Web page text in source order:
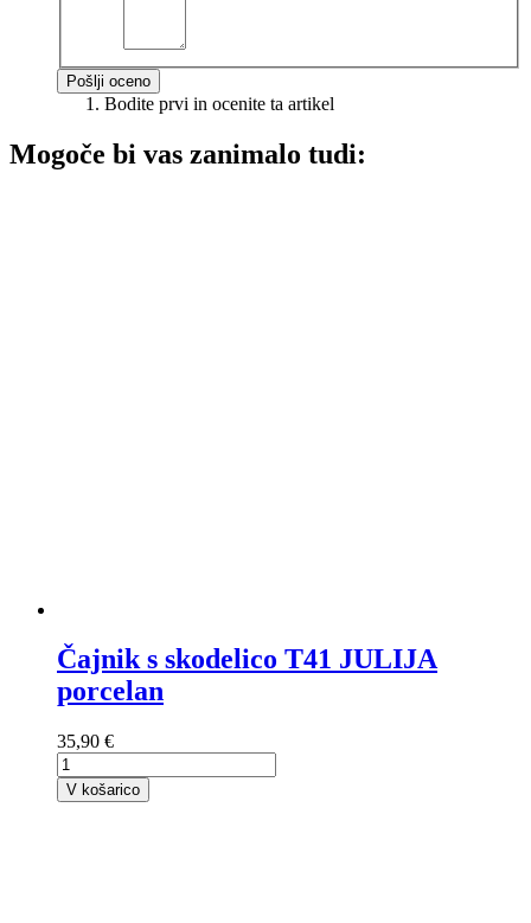
Pošlji oceno
Bodite prvi in ocenite ta artikel
Mogoče bi vas zanimalo tudi:
Čajnik s skodelico T41 JULIJA
porcelan
35,90 €
V košarico